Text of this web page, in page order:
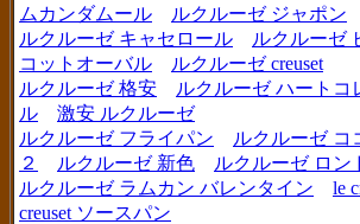
ムカンダムール
ルクルーゼ ジャポン
ルクルーゼ キャセロール
ルクルーゼ
コットオーバル
ルクルーゼ creuset
ルクルーゼ 格安
ルクルーゼ ハートコ
ル
激安 ルクルーゼ
ルクルーゼ フライパン
ルクルーゼ コ
２
ルクルーゼ 新色
ルクルーゼ ロン
ルクルーゼ ラムカン バレンタイン
le
creuset ソースパン